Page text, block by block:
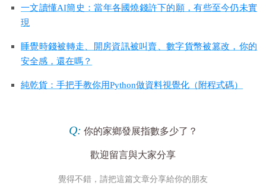
一文讀懂AI簡史：當年各國燒錢許下的願，有些至今仍未實
現
睡覺時錢被轉走、開房資訊被叫賣、數字貨幣被篡改，你的
安全感，還在嗎？
純乾貨：手把手教你用Python做資料視覺化（附程式碼）
Q: 你的家鄉發展指數多少了 ？
歡迎留言與大家分享
覺得不錯，請把這篇文章分享給你的朋友